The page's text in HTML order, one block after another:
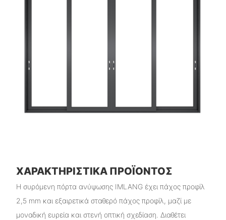
ΧΑΡΑΚΤΗΡΙΣΤΙΚΆ ΠΡΟΪΌΝΤΟΣ
Η συρόμενη πόρτα ανύψωσης IMLANG έχει πάχος προφίλ
2,5 mm και εξαιρετικά σταθερό πάχος προφίλ, μαζί με
μοναδική ευρεία και στενή οπτική σχεδίαση. Διαθέτει